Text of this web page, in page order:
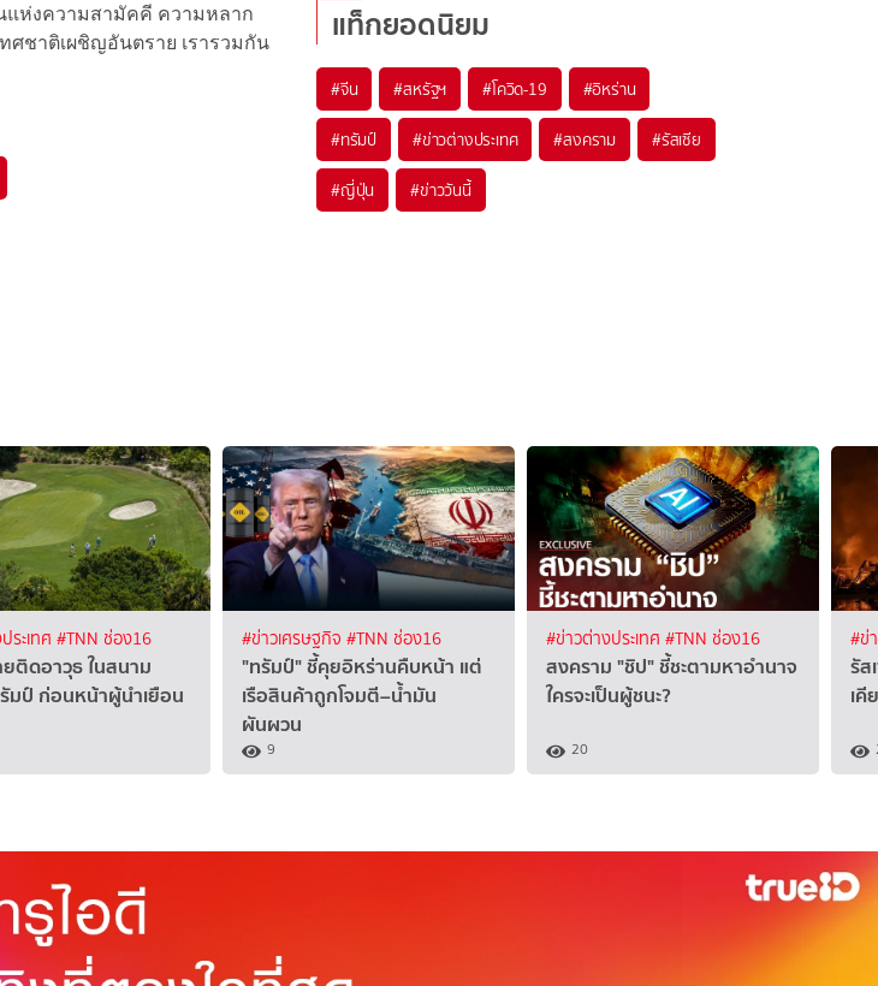
ห่งความสามัคคี ความหลาก
ศชาติเผชิญอันตราย เรารวมกัน
แท็กยอดนิยม
#จีน #สหรัฐฯ #โควิด-19 #อิหร่าน
#ทรัมป์ #ข่าวต่างประเทศ #สงคราม #รัสเซีย
#ญี่ปุ่น #ข่าววันนี้
ระเทศ #TNN ช่อง16
ติดอาวุธ ในสนาม
ป์ ก่อนหน้าผู้นำเยือน
#ข่าวเศรษฐกิจ #TNN ช่อง16
"ทรัมป์" ชี้คุยอิหร่านคืบหน้า แต่
เรือสินค้าถูกโจมตี–น้ำมัน
ผันผวน
9
#ข่าวต่างประเทศ #TNN ช่อง16
สงคราม "ชิป" ชี้ชะตามหาอำนาจ
ใครจะเป็นผู้ชนะ?
20
#ข่
รัส
เคี